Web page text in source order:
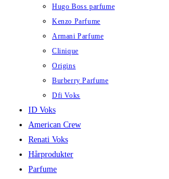
Hugo Boss parfume
Kenzo Parfume
Armani Parfume
Clinique
Origins
Burberry Parfume
Dfi Voks
ID Voks
American Crew
Renati Voks
Hårprodukter
Parfume